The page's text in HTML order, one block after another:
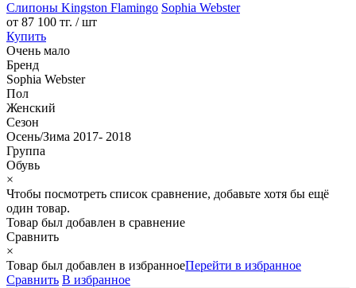
Слипоны Kingston Flamingo Sophia Webster
от 87 100 тг. / шт
Купить
Очень мало
Бренд
Sophia Webster
Пол
Женский
Сезон
Осень/Зима 2017- 2018
Группа
Обувь
×
Чтобы посмотреть список сравнение, добавьте хотя бы ещё
один товар.
Товар был добавлен в сравнение
Сравнить
×
Товар был добавлен в избранноеПерейти в избранное
Сравнить В избранное